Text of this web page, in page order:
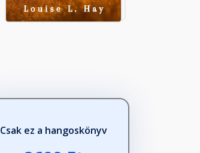
Csak ez a hangoskönyv